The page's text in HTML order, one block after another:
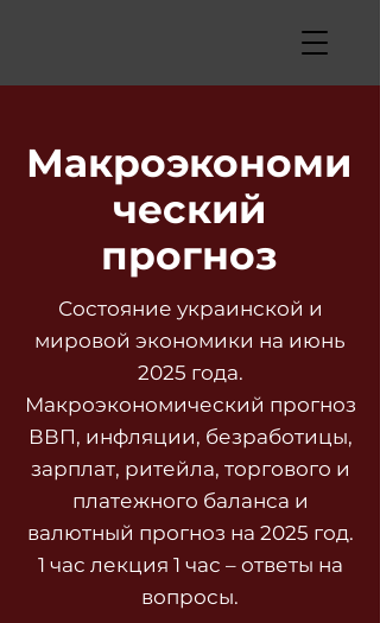
Макроэкономи
ческий
прогноз
Состояние украинской и
мировой экономики на июнь
2025 года.
Макроэкономический прогноз
ВВП, инфляции, безработицы,
зарплат, ритейла, торгового и
платежного баланса и
валютный прогноз на 2025 год.
1 час лекция 1 час – ответы на
вопросы.